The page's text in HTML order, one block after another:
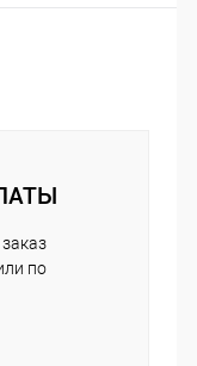
по